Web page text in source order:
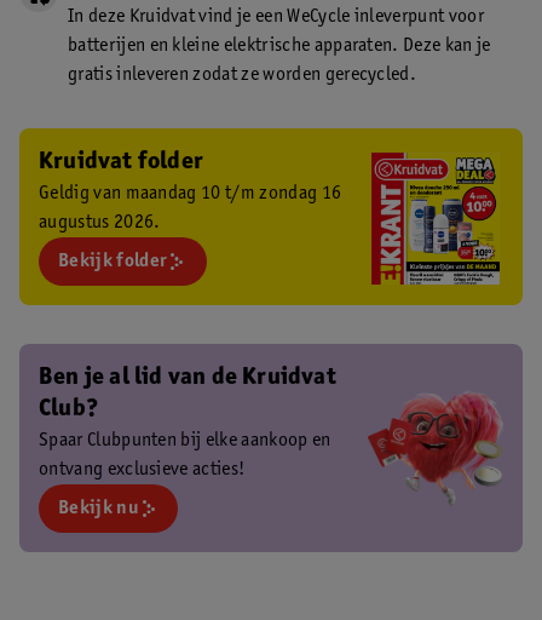
In deze Kruidvat vind je een WeCycle inleverpunt voor
batterijen en kleine elektrische apparaten. Deze kan je
gratis inleveren zodat ze worden gerecycled.
Kruidvat folder
Geldig van maandag 10 t/m zondag 16
augustus 2026.
Bekijk folder
Ben je al lid van de Kruidvat
Club?
Spaar Clubpunten bij elke aankoop en
ontvang exclusieve acties!
Bekijk nu